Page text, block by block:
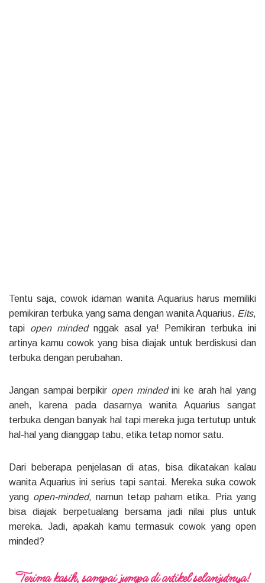
Tentu saja, cowok idaman wanita Aquarius harus memiliki
pemikiran terbuka yang sama dengan wanita Aquarius. Eits,
tapi open mindednggak asal ya! Pemikiran terbuka ini
artinya kamu cowok yang bisa diajak untuk berdiskusi dan
terbuka dengan perubahan.
Jangan sampai berpikir open mindedini ke arah hal yang
aneh, karena pada dasarnya wanita Aquarius sangat
terbuka dengan banyak hal tapi mereka juga tertutup untuk
hal-hal yang dianggap tabu, etika tetap nomor satu.
Dari beberapa penjelasan di atas, bisa dikatakan kalau
wanita Aquarius ini serius tapi santai. Mereka suka cowok
yang open-minded, namun tetap paham etika. Pria yang
bisa diajak berpetualang bersama jadi nilai plus untuk
mereka. Jadi, apakah kamu termasuk cowok yang open
minded?
Terima kasih, sampai jumpa di artikel selanjutnya!